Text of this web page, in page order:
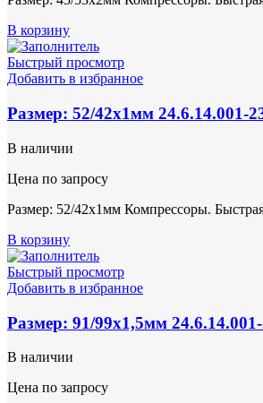
В корзину
Быстрый просмотр
Добавить в избранное
Размер: 52/42х1мм 24.6.14.001-
В наличии
Цена по запросу
Размер: 52/42х1мм Компрессоры.
В корзину
Быстрый просмотр
Добавить в избранное
Размер: 91/99х1,5мм
В наличии
Цена по запросу